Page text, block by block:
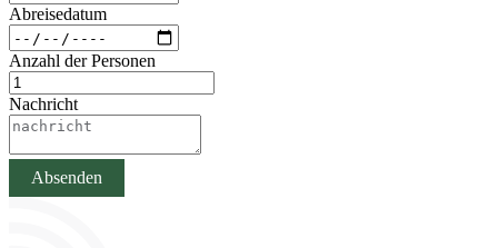
Abreisedatum
Anzahl der Personen
Nachricht
Absenden